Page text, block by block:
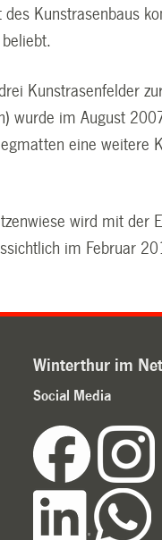
des Kunstrasenbaus
Kunstrasenfelder
wurde im August
eine weitere
wird mit der
im Februar
Winterthur im
Social Media